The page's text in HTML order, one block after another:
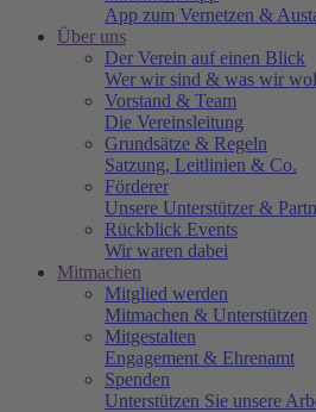
App zum Vernetzen &
Über uns
Der Verein auf einen Blick
Wer wir sind & was wir
Vorstand & Team
Die Vereinsleitung
Grundsätze & Regeln
Satzung, Leitlinien & Co.
Förderer
Unsere Unterstützer &
Rückblick Events
Wir waren dabei
Mitmachen
Mitglied werden
Mitmachen & Unterstützen
Mitgestalten
Engagement & Ehrenamt
Spenden
Unterstützen Sie unsere